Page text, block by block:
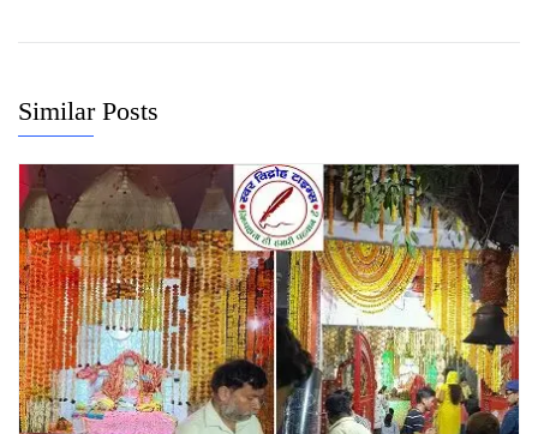
Similar Posts